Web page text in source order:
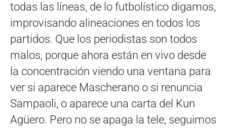
todas las líneas, de lo futbolístico digamos,
improvisando alineaciones en todos los
partidos. Que los periodistas son todos
malos, porque ahora están en vivo desde
la concentración viendo una ventana para
ver si aparece Mascherano o si renuncia
Sampaoli, o aparece una carta del Kun
Agüero. Pero no se apaga la tele, seguimos